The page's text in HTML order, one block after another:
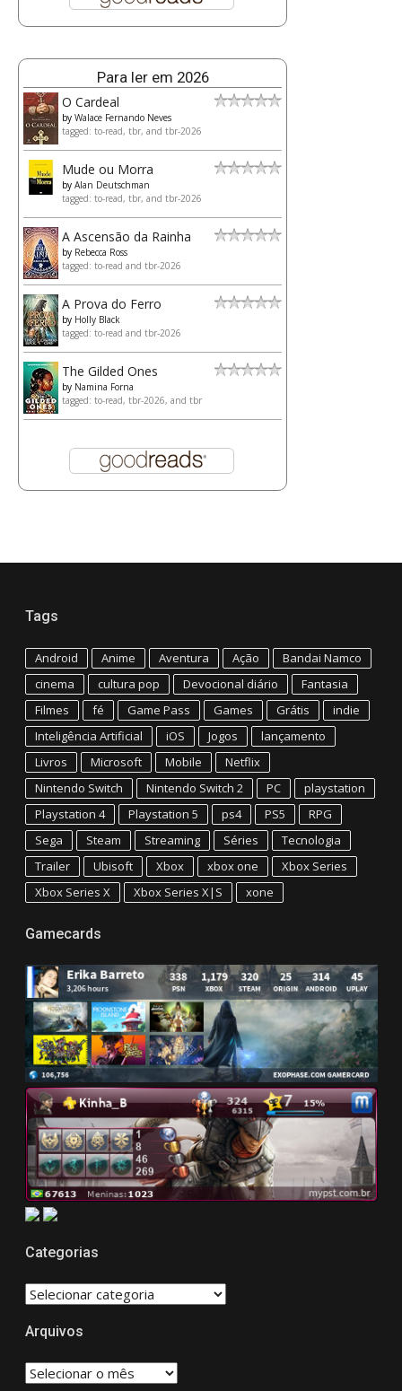
Para ler em 2026
O Cardeal
by Walace Fernando Neves
tagged: to-read, tbr, and tbr-2026
Mude ou Morra
by Alan Deutschman
tagged: to-read, tbr, and tbr-2026
A Ascensão da Rainha
by Rebecca Ross
tagged: to-read and tbr-2026
A Prova do Ferro
by Holly Black
tagged: to-read and tbr-2026
The Gilded Ones
by Namina Forna
tagged: to-read, tbr-2026, and tbr
Tags
Android Anime Aventura Ação
Bandai Namco
cinema
cultura pop Devocional diário
Fantasia
Filmes
fé Game Pass Games Grátis
indie
Inteligência Artificial
iOS Jogos
lançamento
Livros
Microsoft Mobile
Netflix
Nintendo Switch
Nintendo Switch 2 PC
playstation
Playstation 4
Playstation 5 ps4 PS5
RPG
Sega
Steam Streaming Séries
Tecnologia
Trailer
Ubisoft Xbox xbox one
Xbox Series
Xbox Series X
Xbox Series X|S xone
Gamecards
Categorias
CATEGORIAS
Arquivos
Arquivos